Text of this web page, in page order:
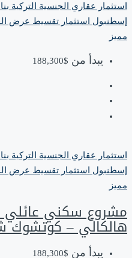
استثمار عقاري
الجنسية التركية
إسطنبول
استثمار تقسيط عرض
مميز
يبدأ من $188,300
استثمار عقاري الجنسية التركية
إسطنبول
استثمار تقسيط عرض
مميز
مشروع سكني
هالكالي – كوتشوك
يبدأ من $188,300